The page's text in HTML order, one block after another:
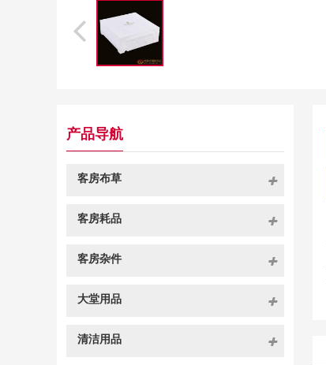
产品导航
客房布草
客房耗品
客房杂件
大堂用品
清洁用品